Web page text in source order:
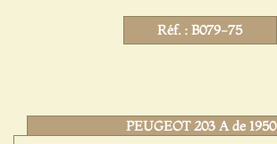
Réf. : B079-75
PEUGEOT 203 A de 1950